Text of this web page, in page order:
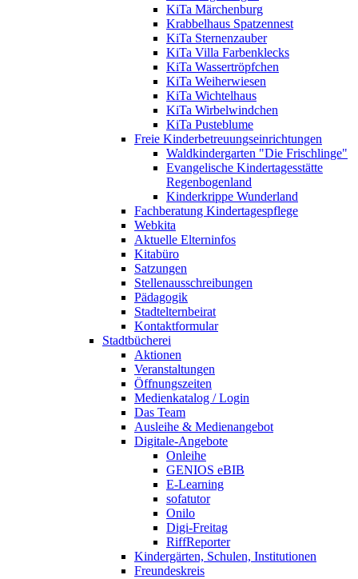
KiTa Märchenburg
Krabbelhaus Spatzennest
KiTa Sternenzauber
KiTa Villa Farbenklecks
KiTa Wassertröpfchen
KiTa Weiherwiesen
KiTa Wichtelhaus
KiTa Wirbelwindchen
KiTa Pusteblume
Freie Kinderbetreuungseinrichtungen
Waldkindergarten "Die Frischlinge"
Evangelische Kindertagesstätte
Regenbogenland
Kinderkrippe Wunderland
Fachberatung Kindertagespflege
Webkita
Aktuelle Elterninfos
Kitabüro
Satzungen
Stellenausschreibungen
Pädagogik
Stadtelternbeirat
Kontaktformular
Stadtbücherei
Aktionen
Veranstaltungen
Öffnungszeiten
Medienkatalog / Login
Das Team
Ausleihe & Medienangebot
Digitale-Angebote
Onleihe
GENIOS eBIB
E-Learning
sofatutor
Onilo
Digi-Freitag
RiffReporter
Kindergärten, Schulen, Institutionen
Freundeskreis